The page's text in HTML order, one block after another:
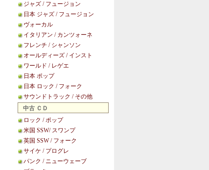
ジャズ / フュージョン
日本 ジャズ / フュージョン
ヴォーカル
イタリアン / カンツォーネ
フレンチ / シャンソン
オールディーズ / インスト
ワールド / レゲエ
日本 ポップ
日本 ロック / フォーク
サウンドトラック / その他
中古 ＣＤ
ロック / ポップ
米国 SSW/ スワンプ
英国 SSW / フォーク
サイケ / プログレ
パンク / ニューウェーブ